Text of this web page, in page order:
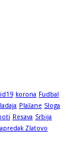
korona Fudbal
Plažane Sloga
Resava Srbija
Zlatovo